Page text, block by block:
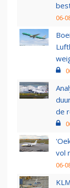
06-
de
vol
06-